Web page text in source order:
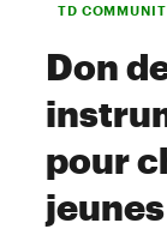
TD
Don
pour